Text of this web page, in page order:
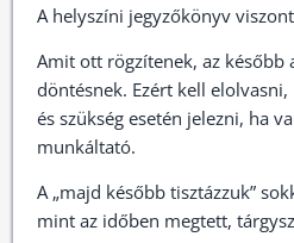
A helyszíni jegyzőkönyv
Amit ott rögzítenek, az később
döntésnek. Ezért kell
és szükség esetén jelezni, ha
munkáltató.
A „majd később tisztázzuk”
mint az időben megtett,